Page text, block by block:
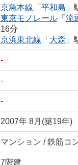
京急本線 「 平和島 」
東京モノレール「 流
16分
京浜東北線 「 大森 」
-
-
-
2007年 8月(築19年)
マンション / 鉄筋コ
7階建